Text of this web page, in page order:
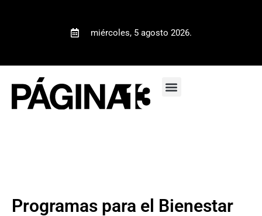
miércoles, 5 agosto 2026.
Programas para el Bienestar